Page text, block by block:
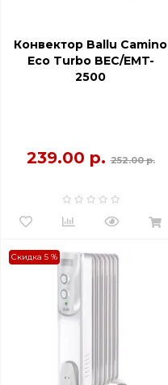
Конвектор Ballu Camino
Eco Turbo BEC/EMT-
2500
239.00 р. 252.00 р.
Скидка 5 %